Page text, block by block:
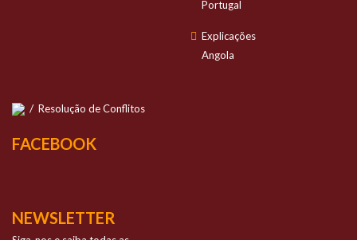
Portugal
Explicações
Angola
/ Resolução de Conflitos
FACEBOOK
NEWSLETTER